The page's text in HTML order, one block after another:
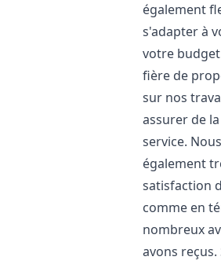
également
s'adapter à
votre
fière de
sur nos
assurer de
service.
également
satisfaction
comme en
nombreux
avons reçus.